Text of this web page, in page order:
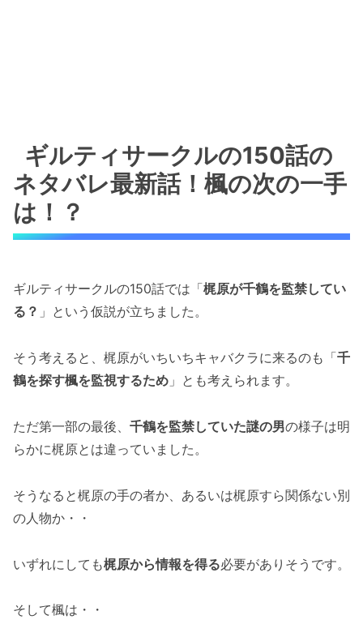
ギルティサークルの150話の
ネタバレ最新話！楓の次の一手
は！？
ギルティサークルの150話では「梶原が千鶴を監禁してい
る？ 」という仮説が立ちました。
そう考えると、梶原がいちいちキャバクラに来るのも「千
鶴を探す楓を監視するため 」とも考えられます。
ただ第一部の最後、 千鶴を監禁していた謎の男の様子は明
らかに梶原とは違っていました。
そうなると梶原の手の者か、あるいは梶原すら関係ない別
の人物か・・
いずれにしても梶原から情報を得る必要がありそうです。
そして楓は・・